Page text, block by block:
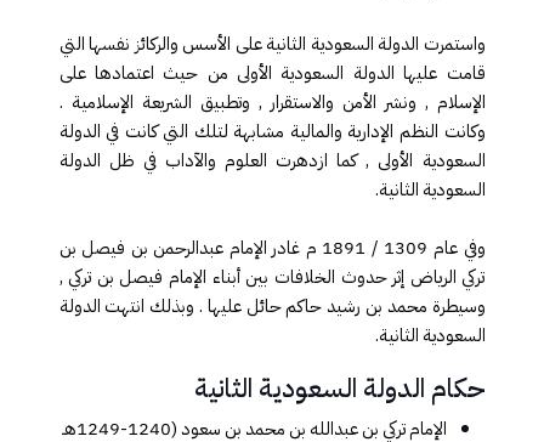
واستمرت الدولة السعودية الثانية على الأسس والركائز نفسها التي
قامت عليها الدولة السعودية الأولى من حيث اعتمادها على
الإسلام , ونشر الأمن والاستقرار , وتطبيق الشريعة الإسلامية .
وكانت النظم الإدارية والمالية مشابهة لتلك التي كانت في الدولة
السعودية الأولى , كما ازدهرت العلوم والآداب في ظل الدولة
السعودية الثانية.
وفي عام 1309 / 1891 م غادر الإمام عبدالرحمن بن فيصل بن
تركي الرياض إثر حدوث الخلافات بين أبناء الإمام فيصل بن تركي ,
وسيطرة محمد بن رشيد حاكم حائل عليها . وبذلك انتهت الدولة
السعودية الثانية.
حكام الدولة السعودية الثانية
الإمام تركي بن عبدالله بن محمد بن سعود (1240-1249هـ